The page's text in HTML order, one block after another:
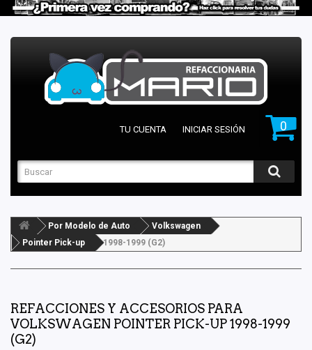
0
TU CUENTA INICIAR SESIÓN
Por Modelo de Auto
Volkswagen
Pointer Pick-up
1998-1999 (G2)
REFACCIONES Y ACCESORIOS PARA
VOLKSWAGEN POINTER PICK-UP 1998-1999
(G2)